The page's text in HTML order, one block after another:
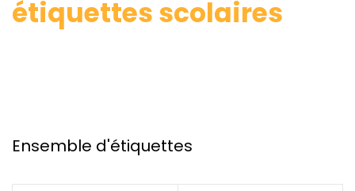
étiquettes scolaires
Ensemble d'étiquettes